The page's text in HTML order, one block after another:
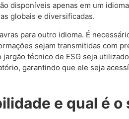
disponíveis apenas em um
globais e diversificadas.
para outro idioma. É
sejam transmitidas com
técnico de ESG seja
garantindo que ele seja
e qual é o